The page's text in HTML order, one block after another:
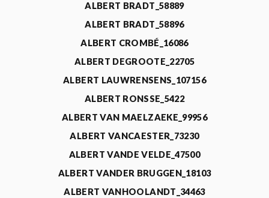
ALBERT BRADT_58889
ALBERT BRADT_58896
ALBERT CROMBÉ_16086
ALBERT DEGROOTE_22705
ALBERT LAUWRENSENS_107156
ALBERT RONSSE_5422
ALBERT VAN MAELZAEKE_99956
ALBERT VANCAESTER_73230
ALBERT VANDE VELDE_47500
ALBERT VANDER BRUGGEN_18103
ALBERT VANHOOLANDT_34463